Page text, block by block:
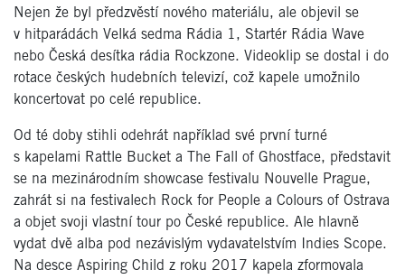
Nejen že byl předzvěstí nového materiálu, ale objevil se
v hitparádách Velká sedma Rádia 1, Startér Rádia Wave
nebo Česká desítka rádia Rockzone. Videoklip se dostal i do
rotace českých hudebních televizí, což kapele umožnilo
koncertovat po celé republice.
Od té doby stihli odehrát například své první turné
s kapelami Rattle Bucket a The Fall of Ghostface, představit
se na mezinárodním showcase festivalu Nouvelle Prague,
zahrát si na festivalech Rock for People a Colours of Ostrava
a objet svoji vlastní tour po České republice. Ale hlavně
vydat dvě alba pod nezávislým vydavatelstvím Indies Scope.
Na desce Aspiring Child z roku 2017 kapela zformovala